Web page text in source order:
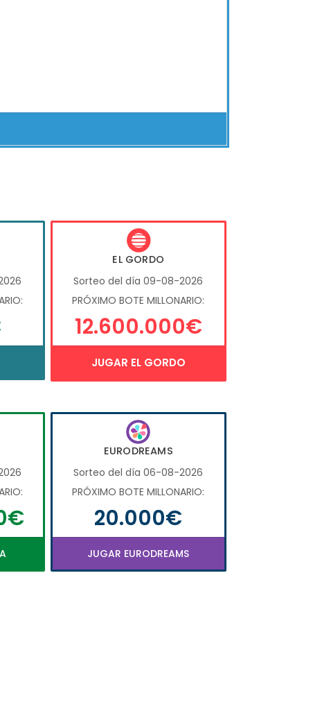
EL GORDO
Sorteo del día 09-08-2026
PRÓXIMO BOTE MILLONARIO:
12.600.000€
JUGAR EL GORDO
EURODREAMS
Sorteo del día 06-08-2026
PRÓXIMO BOTE MILLONARIO:
20.000€
JUGAR EURODREAMS